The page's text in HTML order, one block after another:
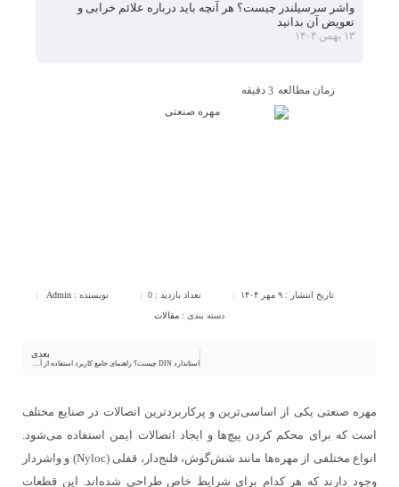
واشر سرسیلندر چیست؟ هر آنچه باید درباره علائم خرابی و
تعویض آن بدانید
۱۳ بهمن ۱۴۰۴
زمان مطالعه 3 دقیقه
تاریخ انتشار : ۹ مهر ۱۴۰۴ تعداد بازدید : 0 نویسنده : Admin
دسته بندی :مقالات
بعدی
استاندارد DIN چیست؟ راهنمای جامع کاربرد استفاده از آن در خارفنری
مهره صنعتی یکی از اساسی‌ترین و پرکاربردترین اتصالات در صنایع مختلف
است که برای محکم کردن پیچ‌ها و ایجاد اتصالات ایمن استفاده می‌شود.
انواع مختلفی از مهره‌ها مانند شش‌گوش، فلنج‌دار، قفلی (Nyloc) و واشردار
وجود دارند که هر کدام برای شرایط خاص طراحی شده‌اند. این قطعات